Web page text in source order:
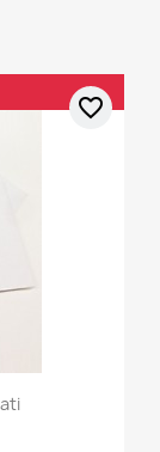
favorite_border